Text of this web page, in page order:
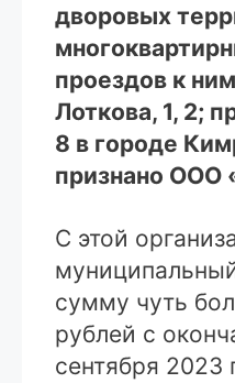
дворовых
проездов к
Лоткова, 1, 2;
8 в городе
признано
С этой
сумму чуть
рублей с
сентября 2023